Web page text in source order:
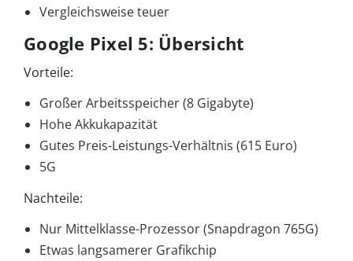
Vergleichsweise teuer
Google Pixel 5: Übersicht
Vorteile:
Großer Arbeitsspeicher (8 Gigabyte)
Hohe Akkukapazität
Gutes Preis-Leistungs-Verhältnis (615 Euro)
5G
Nachteile:
Nur Mittelklasse-Prozessor (Snapdragon 765G)
Etwas langsamerer Grafikchip